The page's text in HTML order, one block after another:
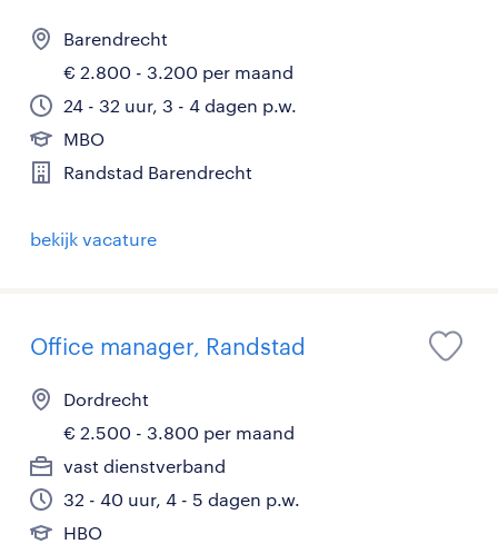
Barendrecht
€ 2.800 - 3.200 per maand
24 - 32 uur, 3 - 4 dagen p.w.
MBO
Randstad Barendrecht
bekijk vacature
Office manager, Randstad
Dordrecht
€ 2.500 - 3.800 per maand
vast dienstverband
32 - 40 uur, 4 - 5 dagen p.w.
HBO